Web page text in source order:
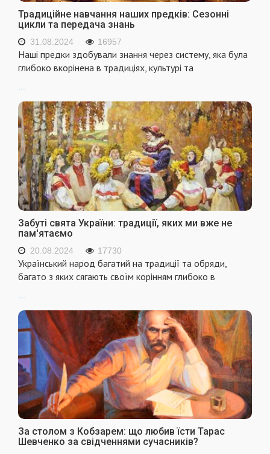
Традиційне навчання наших предків: Сезонні
цикли та передача знань
31.08.2024 16957
Наші предки здобували знання через систему, яка була
глибоко вкорінена в традиціях, культурі та
...
Забуті свята України: традиції, яких ми вже не
пам'ятаємо
20.08.2024 17730
Український народ багатий на традиції та обряди,
багато з яких сягають своїм корінням глибоко в
За столом з Кобзарем: що любив їсти Тарас
Шевченко за свідченнями сучасників?